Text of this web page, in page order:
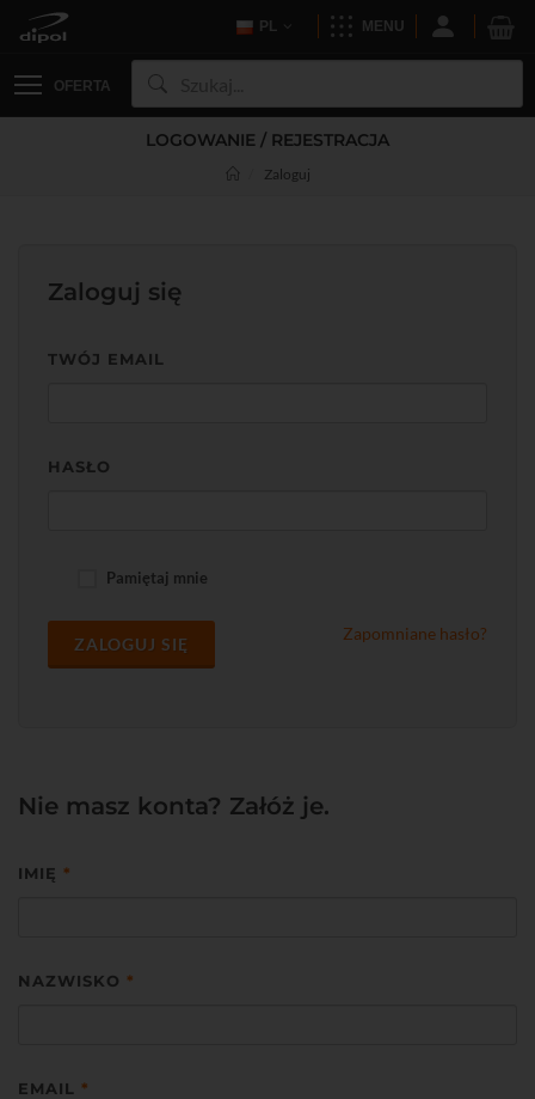
PL MENU
OFERTA
LOGOWANIE / REJESTRACJA
Zaloguj
Zaloguj się
TWÓJ EMAIL
HASŁO
Pamiętaj mnie
ZALOGUJ SIĘ
Zapomniane hasło?
Nie masz konta? Załóż je.
IMIĘ *
NAZWISKO *
EMAIL *